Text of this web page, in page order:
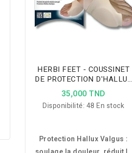
HERBI FEET - COUSSINET
DE PROTECTION D'HALLUX
VALGUS 6013.5
35,000 TND
Disponibilité: 48 En stock
Protection Hallux Valgus :